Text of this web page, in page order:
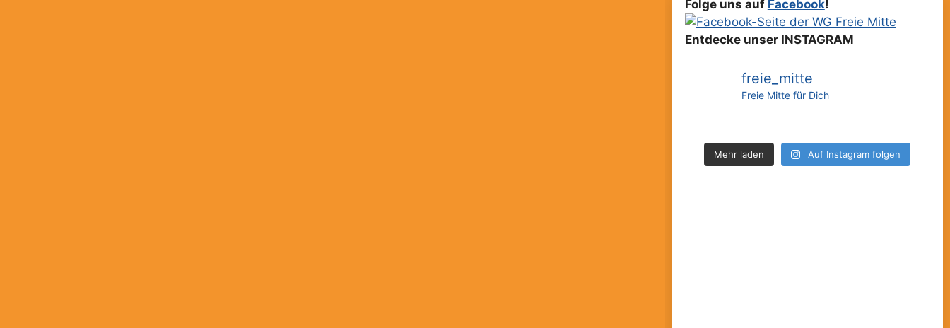
Folge uns auf Facebook!
Entdecke unser INSTAGRAM
freie_mitte
Freie Mitte für Dich
Mehr laden Auf Instagram folgen